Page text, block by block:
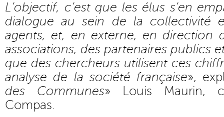
L’objectif, c’est que les élus s’en
dialogue au sein de la collectivité
agents, et, en externe, en direction
associations, des partenaires publics
que des chercheurs utilisent ces
analyse de la société française»,
des Communes» Louis Maurin,
Compas.